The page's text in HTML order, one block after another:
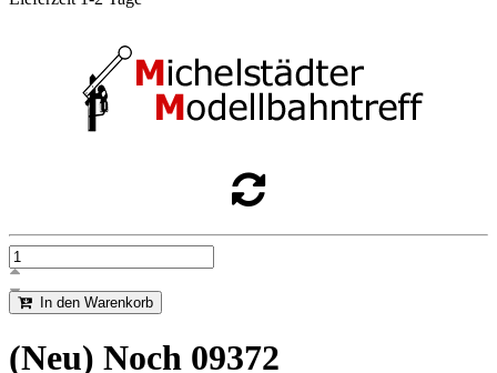
In den Warenkorb
(Neu) Noch 09372